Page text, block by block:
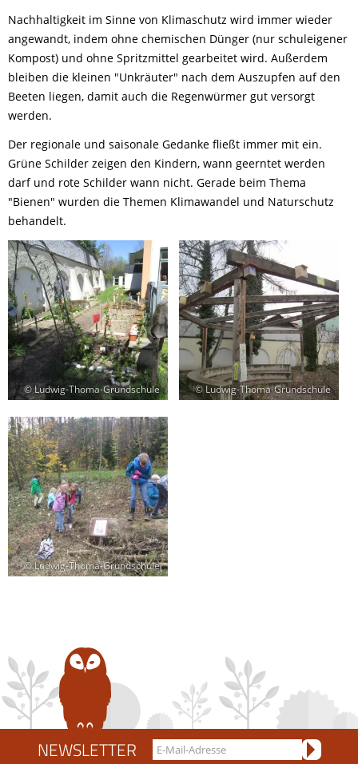
Nachhaltigkeit im Sinne von Klimaschutz wird immer wieder
angewandt, indem ohne chemischen Dünger (nur schuleigener
Kompost) und ohne Spritzmittel gearbeitet wird. Außerdem
bleiben die kleinen "Unkräuter" nach dem Auszupfen auf den
Beeten liegen, damit auch die Regenwürmer gut versorgt
werden.
Der regionale und saisonale Gedanke fließt immer mit ein.
Grüne Schilder zeigen den Kindern, wann geerntet werden
darf und rote Schilder wann nicht. Gerade beim Thema
"Bienen" wurden die Themen Klimawandel und Naturschutz
behandelt.
© Ludwig-Thoma-Grundschule © Ludwig-Thoma-Grundschule
© Ludwig-Thoma-Grundschule
NEWSLETTER